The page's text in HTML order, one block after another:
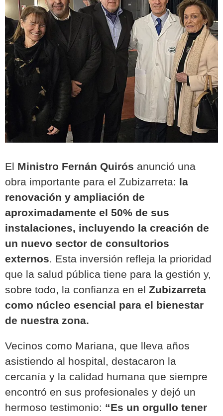
El Ministro Fernán Quirós anunció una
obra importante para el Zubizarreta: la
renovación y ampliación de
aproximadamente el 50% de sus
instalaciones, incluyendo la creación de
un nuevo sector de consultorios
externos. Esta inversión refleja la prioridad
que la salud pública tiene para la gestión y,
sobre todo, la confianza en el Zubizarreta
como núcleo esencial para el bienestar
de nuestra zona.
Vecinos como Mariana, que lleva años
asistiendo al hospital, destacaron la
cercanía y la calidad humana que siempre
encontró en sus profesionales y dejó un
hermoso testimonio: “Es un orgullo tener